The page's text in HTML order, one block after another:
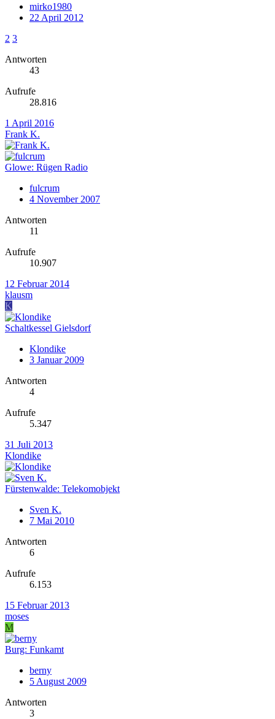
mirko1980
22 April 2012
2 3
Antworten
43
Aufrufe
28.816
1 April 2016
Frank K.
Glowe: Rügen Radio
fulcrum
4 November 2007
Antworten
11
Aufrufe
10.907
12 Februar 2014
klausm
K
Schaltkessel Gielsdorf
Klondike
3 Januar 2009
Antworten
4
Aufrufe
5.347
31 Juli 2013
Klondike
Fürstenwalde: Telekomobjekt
Sven K.
7 Mai 2010
Antworten
6
Aufrufe
6.153
15 Februar 2013
moses
M
Burg: Funkamt
berny
5 August 2009
Antworten
3